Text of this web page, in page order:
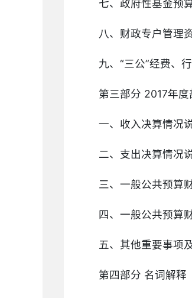
七、政府性基金预
八、财政专户管理
九、“三公”经费、
第三部分 2017年
一、收入决算情况
二、支出决算情况
三、一般公共预算
四、一般公共预算
五、其他重要事项
第四部分 名词解释